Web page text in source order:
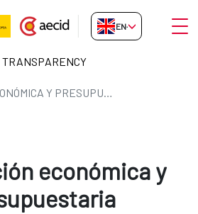
y
EN-GB
TRANSPARENCY
INFORMACIÓN ECONÓMICA Y PRESUPUESTARIA
económica y